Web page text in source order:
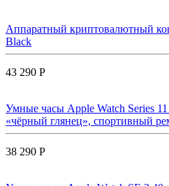
Аппаратный криптовалютный
Black
43 290 Р
Умные часы Apple Watch Series
«чёрный глянец», спортивный
38 290 Р